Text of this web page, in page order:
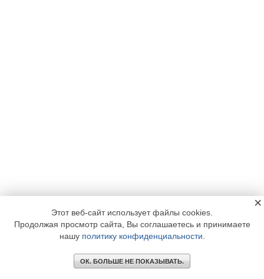
Этот веб-сайт использует файлы cookies.
Продолжая просмотр сайта, Вы соглашаетесь и принимаете
нашу политику конфиденциальности
ОК. БОЛЬШЕ НЕ ПОКАЗЫВАТЬ.
×